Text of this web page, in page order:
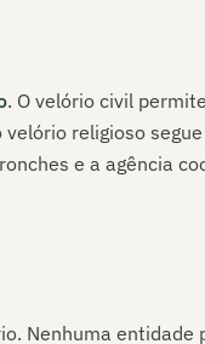
. O velório civil
religioso
e a agência
Nenhuma entidade